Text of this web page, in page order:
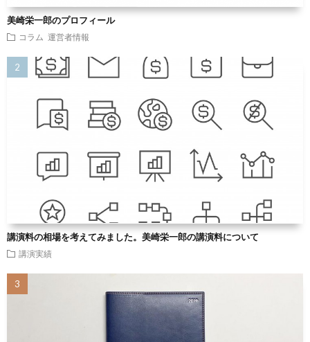
美崎栄一郎のプロフィール
コラム 運営者情報
講演料の相場を考えてみました。美崎栄一郎の講演料について
講演実績